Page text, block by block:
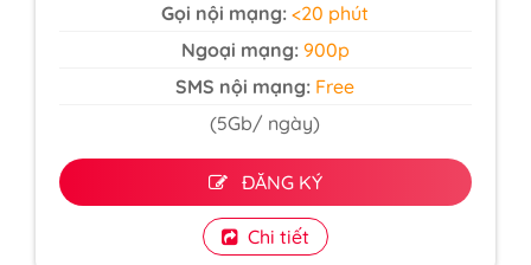
Gọi nội mạng:<20 phút
Ngoại mạng: 900p
SMS nội mạng: Free
(5Gb/ ngày)
ĐĂNG KÝ
Chi tiết